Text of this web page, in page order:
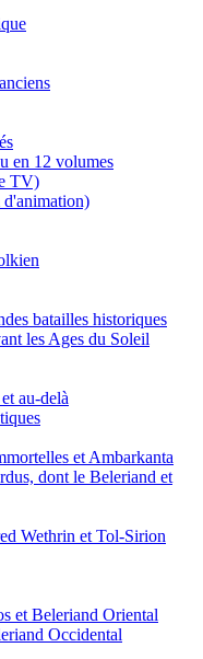
en 12 volumes
TV)
batailles historiques
les Ages du Soleil
au-delà
et Ambarkanta
dont le Beleriand et
Wethrin et Tol-Sirion
et Beleriand Oriental
Occidental